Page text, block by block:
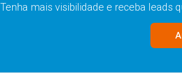
Tenha mais visibilidade e receba leads